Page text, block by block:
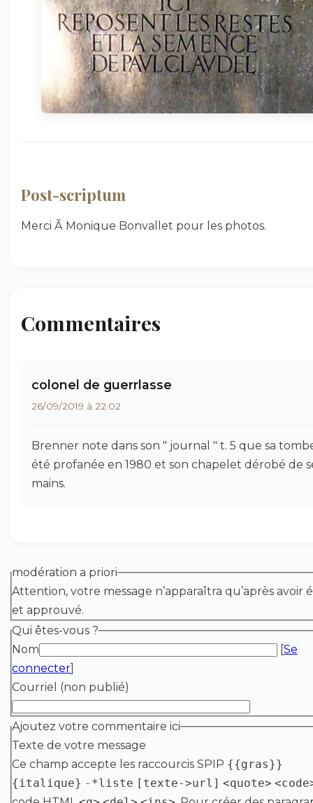
Post-scriptum
Merci Ã Monique Bonvallet pour les photos.
Commentaires
colonel de guerrlasse
26/09/2019 à 22:02
Brenner note dans son " journal " t. 5 que sa
été profanée en 1980 et son chapelet dérobé de
mains.
modération a priori
Attention, votre message n’apparaîtra qu’après avoir
et approuvé.
Qui êtes-vous ?
Nom
[Se
connecter]
Courriel (non publié)
Ajoutez votre commentaire ici
Texte de votre message
Ce champ accepte les raccourcis SPIP {{gras}}
{italique} -*liste [texte->url] <quote>